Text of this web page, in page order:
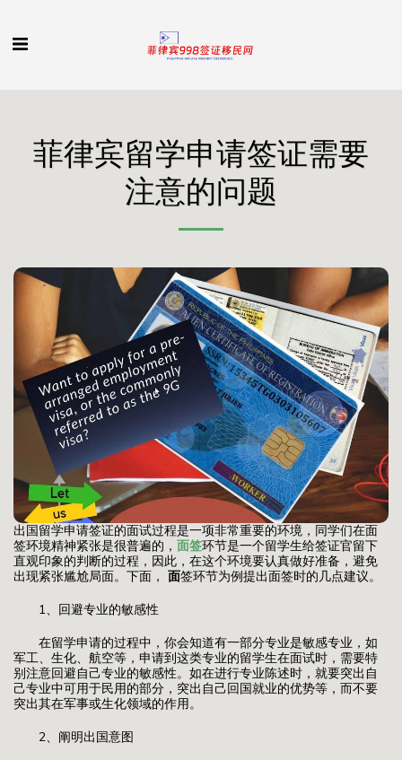
菲律宾留学申请签证需要
注意的问题
出国留学申请签证的面试过程是一项非常重要的环境，同学们在面
签环境精神紧张是很普遍的， 面签环节是一个留学生给签证官留下
直观印象的判断的过程，因此，在这个环境要认真做好准备，避免
出现紧张尴尬局面。下面， 面签环节为例提出面签时的几点建议。
1、回避专业的敏感性
在留学申请的过程中，你会知道有一部分专业是敏感专业，如
军工、生化、航空等，申请到这类专业的留学生在面试时，需要特
别注意回避自己专业的敏感性。如在进行专业陈述时，就要突出自
己专业中可用于民用的部分，突出自己回国就业的优势等，而不要
突出其在军事或生化领域的作用。
2、阐明出国意图